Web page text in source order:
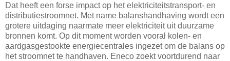
Dat heeft een forse impact op het elektriciteitstransport- en
distributiestroomnet. Met name balanshandhaving wordt een
grotere uitdaging naarmate meer elektriciteit uit duurzame
bronnen komt. Op dit moment worden vooral kolen- en
aardgasgestookte energiecentrales ingezet om de balans op
het stroomnet te handhaven. Eneco zoekt voortdurend naar